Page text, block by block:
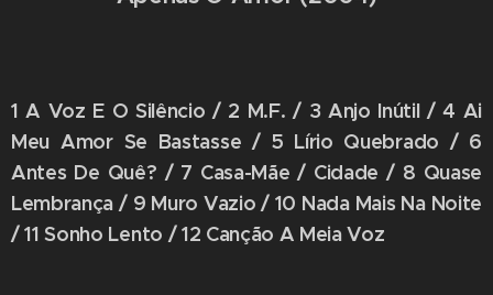
1 A Voz E O Silêncio / 2 M.F. / 3 Anjo Inútil / 4 Ai
Meu Amor Se Bastasse / 5 Lírio Quebrado / 6
Antes De Quê? / 7 Casa-Mãe / Cidade / 8 Quase
Lembrança / 9 Muro Vazio / 10 Nada Mais Na Noite
/ 11 Sonho Lento / 12 Canção A Meia Voz